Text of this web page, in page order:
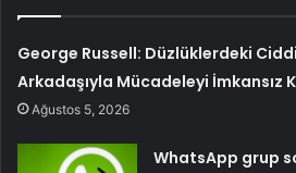
George Russell: Düzlüklerdeki
Arkadaşıyla Mücadeleyi İmkansız
Ağustos 5, 2026
WhatsApp grup